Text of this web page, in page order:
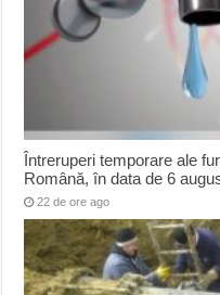
Întreruperi temporare ale
Română, în data de 6
22 de ore ago